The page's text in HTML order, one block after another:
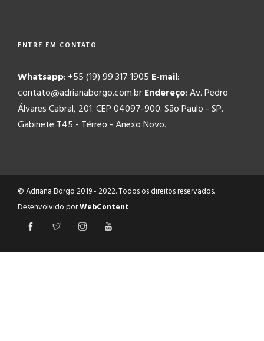
ENTRE EM CONTATO
Whatsapp: +55 (19) 99 317 1905 E-mail:
contato@adrianaborgo.com.brEndereço: Av. Pedro
Álvares Cabral, 201. CEP 04097-900. São Paulo - SP.
Gabinete T45 - Térreo - Anexo Novo.
© Adriana Borgo 2019 - 2022. Todos os direitos reservados.
Desenvolvido porWebContent.